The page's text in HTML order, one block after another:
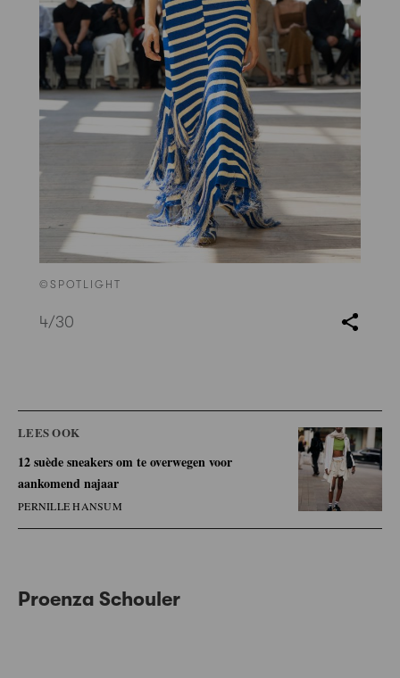
©SPOTLIGHT
4/30
LEES OOK
12 suède sneakers om te overwegen voor
aankomend najaar
PERNILLE HANSUM
Proenza Schouler